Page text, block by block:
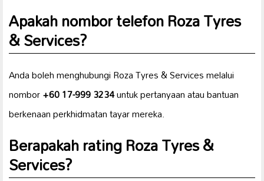
Apakah nombor telefon Roza Tyres
& Services?
Anda boleh menghubungi Roza Tyres & Services melalui
nombor+60 17-999 3234untuk pertanyaan atau bantuan
berkenaan perkhidmatan tayar mereka.
Berapakah rating Roza Tyres &
Services?